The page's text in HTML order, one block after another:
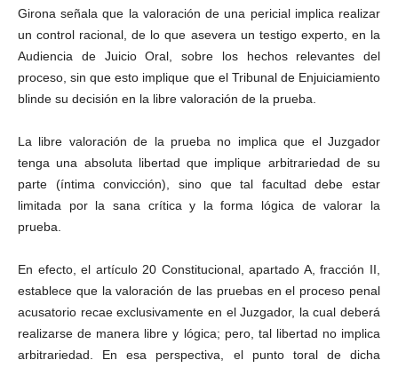
Girona señala que la valoración de una pericial implica realizar
un control racional, de lo que asevera un testigo experto, en la
Audiencia de Juicio Oral, sobre los hechos relevantes del
proceso, sin que esto implique que el Tribunal de Enjuiciamiento
blinde su decisión en la libre valoración de la prueba.
La libre valoración de la prueba no implica que el Juzgador
tenga una absoluta libertad que implique arbitrariedad de su
parte (íntima convicción), sino que tal facultad debe estar
limitada por la sana crítica y la forma lógica de valorar la
prueba.
En efecto, el artículo 20 Constitucional, apartado A, fracción II,
establece que la valoración de las pruebas en el proceso penal
acusatorio recae exclusivamente en el Juzgador, la cual deberá
realizarse de manera libre y lógica; pero, tal libertad no implica
arbitrariedad. En esa perspectiva, el punto toral de dicha